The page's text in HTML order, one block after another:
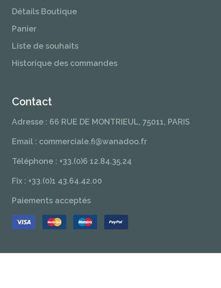
Détails Boutique
Panier
Liste de souhaits
Historique des commandes
Contact
Adresse : 66 RUE DE MONTRIEUL, 75011, PARIS
Email : commerciale.fi@wanadoo.fr
Téléphone : +33.(0)6 12.84.35.24
Fix : +33.(0)1 43.64.42.00
Paiements acceptés